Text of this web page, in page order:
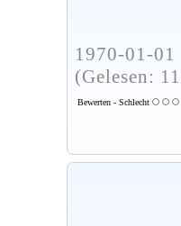
1970-01-
(Gelesen:
Bewerten - Schlecht